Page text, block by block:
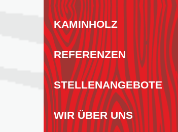
KAMINHOLZ
REFERENZEN
STELLENANGEBOTE
WIR ÜBER UNS